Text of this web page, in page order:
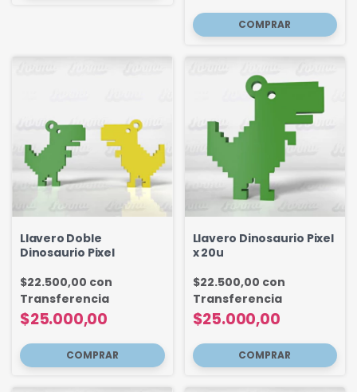
Llavero Doble
Dinosaurio Pixel
$25.000,00
$22.500,00 con
Transferencia
Llavero Dinosaurio Pixel
x 20u
$25.000,00
$22.500,00 con
Transferencia